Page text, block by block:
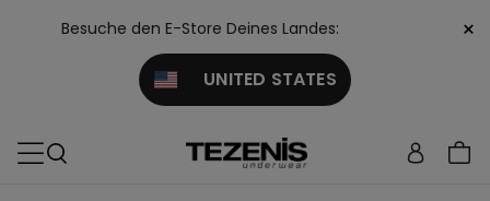
Besuche den E-Store Deines Landes:
UNITED STATES
×